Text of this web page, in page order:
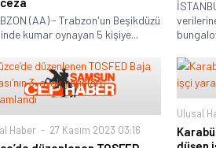
(AA) - Trabzon'un Beşikdüzü
kumar oynayan 5 kişiye...
Haber 27 Kasım 2023 03:16
Ulusal